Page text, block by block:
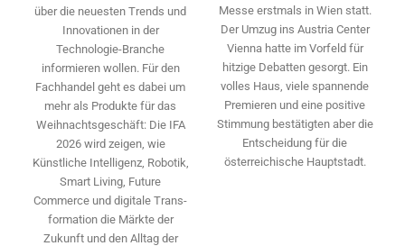
über die neuesten Trends und
Innovationen in der
Technologie-­Branche
informieren wollen. Für den
Fachhandel geht es dabei um
mehr als Produkte für das
Weihnachtsgeschäft: Die IFA
2026 wird ­zeigen, wie
Künstliche Intelligenz, Robotik,
Smart Living, Future
Commerce und digitale Trans­
formation die Märkte der
Zukunft und den Alltag der
Messe erstmals in Wien statt.
Der Umzug ins Austria Center
Vienna hatte im Vorfeld für
hitzige Debatten gesorgt. Ein
volles Haus, viele spannende
Premieren und eine positive
Stimmung bestätigten aber die
Entscheidung für die
österreichische Hauptstadt.